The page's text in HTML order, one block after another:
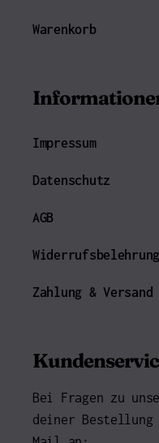
Warenkorb
Impressum
Datenschutz
AGB
Widerrufsbelehrung
Zahlung & Versand
Bei Fragen zu
deiner Bestellung